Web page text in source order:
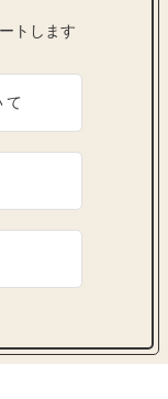
トします